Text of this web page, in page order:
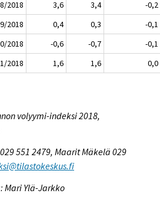
2018 3,6 3,4
-0,2
2018
0,4 0,3
-0,1
2018
-0,6 -0,7
-0,1
2018
1,6 1,6 0,0
volyymi-indeksi 2018,
551 2479, Maarit Mäkelä 029
Mari Ylä-Jarkko